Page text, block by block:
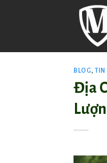
BLOG, TIN
Địa